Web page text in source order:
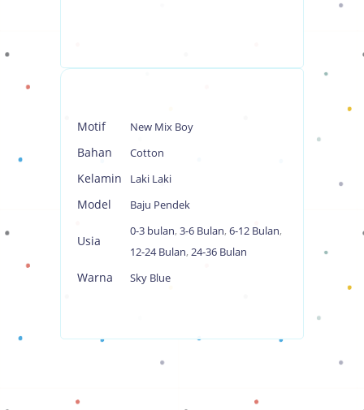
Motif New Mix Boy
Bahan Cotton
Kelamin Laki Laki
Model Baju Pendek
Usia
0-3 bulan, 3-6 Bulan, 6-12 Bulan,
12-24 Bulan, 24-36 Bulan
Warna Sky Blue